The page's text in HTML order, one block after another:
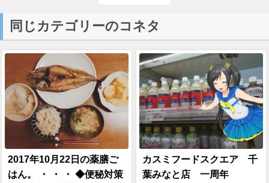
同じカテゴリーのコネタ
2017年10月22日の薬膳ご
はん。 ・ ・ ・ ◆便秘対策
カスミフードスクエア 千
葉みなと店 一周年